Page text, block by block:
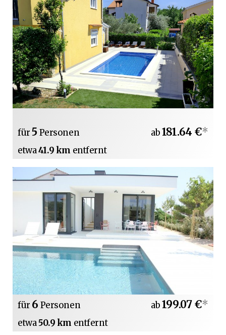
für 5 Personen
etwa41.9 km entfernt
ab181.64 €*
für 6 Personen
etwa50.9 km entfernt
ab199.07 €*